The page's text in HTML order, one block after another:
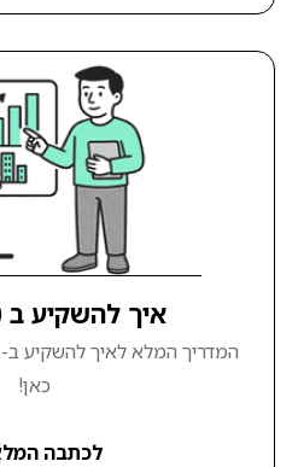
איך להשקיע ב S&P 500
כאן!
לכתבה